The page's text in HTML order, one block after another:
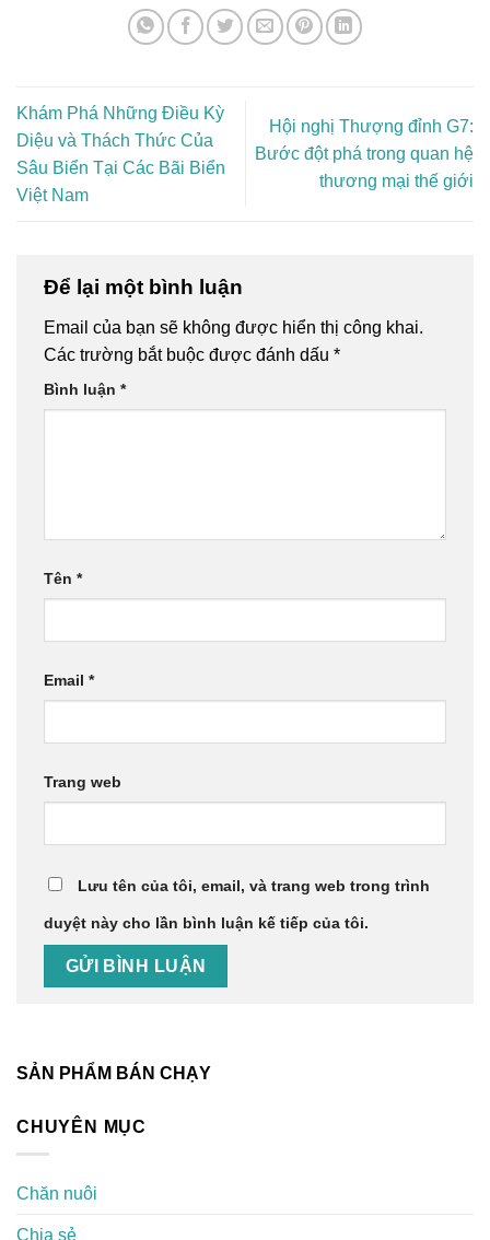
Khám Phá Những Điều Kỳ
Diệu và Thách Thức Của
Sâu Biển Tại Các Bãi Biển
Việt Nam
Hội nghị Thượng đỉnh G7:
Bước đột phá trong quan hệ
thương mại thế giới
Để lại một bình luận
Email của bạn sẽ không được hiển thị công khai.
Các trường bắt buộc được đánh dấu *
Bình luận *
Tên *
Email *
Trang web
Lưu tên của tôi, email, và trang web trong trình
duyệt này cho lần bình luận kế tiếp của tôi.
SẢN PHẨM BÁN CHẠY
CHUYÊN MỤC
Chăn nuôi
Chia sẻ